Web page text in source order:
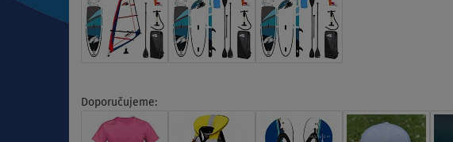
Doporučujeme: